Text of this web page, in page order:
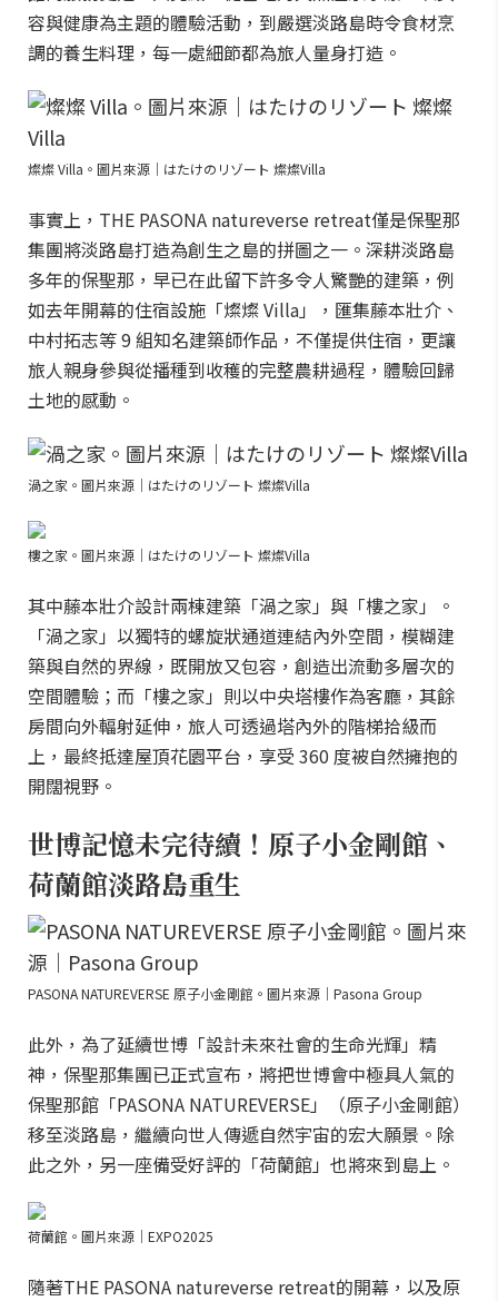
容與健康為主題的體驗活動，到嚴選淡路島時令食材烹
調的養生料理，每一處細節都為旅人量身打造。
燦燦 Villa。圖片來源｜はたけのリゾート 燦燦Villa
事實上，THE PASONA natureverse retreat僅是保聖那
集團將淡路島打造為創生之島的拼圖之一。深耕淡路島
多年的保聖那，早已在此留下許多令人驚艷的建築，例
如去年開幕的住宿設施「燦燦 Villa」，匯集藤本壯介、
中村拓志等 9 組知名建築師作品，不僅提供住宿，更讓
旅人親身參與從播種到收穫的完整農耕過程，體驗回歸
土地的感動。
渦之家。圖片來源｜はたけのリゾート 燦燦Villa
樓之家。圖片來源｜はたけのリゾート 燦燦Villa
其中藤本壯介設計兩棟建築「渦之家」與「樓之家」。
「渦之家」以獨特的螺旋狀通道連結內外空間，模糊建
築與自然的界線，既開放又包容，創造出流動多層次的
空間體驗；而「樓之家」則以中央塔樓作為客廳，其餘
房間向外輻射延伸，旅人可透過塔內外的階梯拾級而
上，最終抵達屋頂花園平台，享受 360 度被自然擁抱的
開闊視野。
世博記憶未完待續！原子小金剛館、
荷蘭館淡路島重生
PASONA NATUREVERSE 原子小金剛館。圖片來源｜Pasona Group
此外，為了延續世博「設計未來社會的生命光輝」精
神，保聖那集團已正式宣布，將把世博會中極具人氣的
保聖那館「PASONA NATUREVERSE」（原子小金剛館）
移至淡路島，繼續向世人傳遞自然宇宙的宏大願景。除
此之外，另一座備受好評的「荷蘭館」也將來到島上。
荷蘭館。圖片來源｜EXPO2025
隨著THE PASONA natureverse retreat的開幕，以及原